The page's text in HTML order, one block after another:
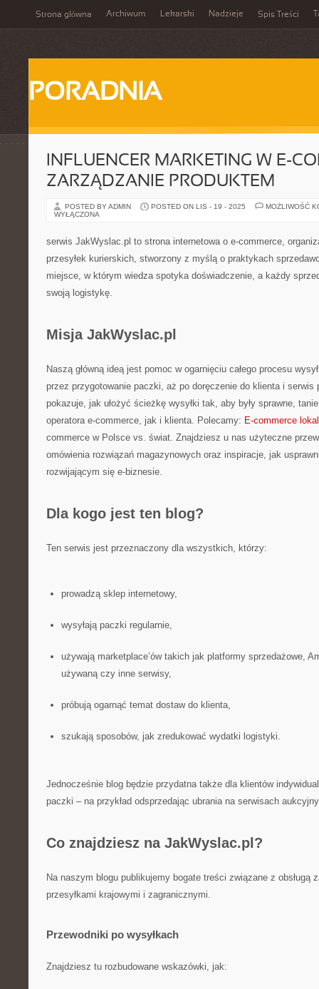
Strona główna Archiwum Lekarski Nadzieje Spis Treści
PORADNIA
INFLUENCER MARKETING W E-
ZARZĄDZANIE PRODUKTEM
POSTED BY ADMIN POSTED ON LIS - 19 - 2025
MOŻLIWOŚĆ
WYŁĄCZONA
serwis JakWyslac.pl to strona internetowa o e-commerce,
przesyłek kurierskich, stworzony z myślą o praktykach
miejsce, w którym wiedza spotyka doświadczenie, a każdy
swoją logistykę.
Misja JakWyslac.pl
Naszą główną ideą jest pomoc w ogarnięciu całego procesu
przez przygotowanie paczki, aż po doręczenie do klienta i serwis
pokazuje, jak ułożyć ścieżkę wysyłki tak, aby były sprawne,
operatora e-commerce, jak i klienta. Polecamy: E-commerce
commerce w Polsce vs. świat. Znajdziesz u nas użyteczne
omówienia rozwiązań magazynowych oraz inspiracje, jak
rozwijającym się e-biznesie.
Dla kogo jest ten blog?
Ten serwis jest przeznaczony dla wszystkich, którzy:
prowadzą sklep internetowy,
wysyłają paczki regularnie,
używają marketplace’ów takich jak platformy sprzedażowe,
używaną czy inne serwisy,
próbują ogarnąć temat dostaw do klienta,
szukają sposobów, jak zredukować wydatki logistyki.
Jednocześnie blog będzie przydatna także dla klientów
paczki – na przykład odsprzedając ubrania na serwisach
Co znajdziesz na JakWyslac.pl?
Na naszym blogu publikujemy bogate treści związane z obsługą
przesyłkami krajowymi i zagranicznymi.
Przewodniki po wysyłkach
Znajdziesz tu rozbudowane wskazówki, jak: